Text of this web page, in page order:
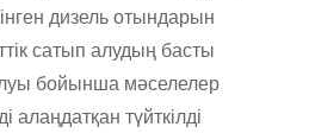
дизель отындарын
сатып алудың басты
бойынша мәселелер
алаңдатқан түйткілді